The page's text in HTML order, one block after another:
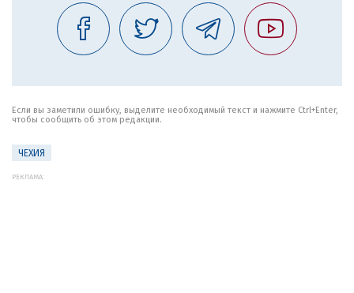
Если вы заметили ошибку, выделите необходимый текст и нажмите Ctrl+Enter,
чтобы сообщить об этом редакции.
ЧЕХИЯ
РЕКЛАМА: